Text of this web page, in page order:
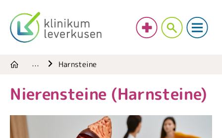
… Harnsteine
Nierensteine (Harnsteine)